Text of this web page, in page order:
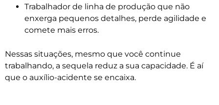
Trabalhador de linha de produção que não
enxerga pequenos detalhes, perde agilidade e
comete mais erros.
Nessas situações, mesmo que você continue
trabalhando, a sequela reduz a sua capacidade. É aí
que o auxílio-acidente se encaixa.